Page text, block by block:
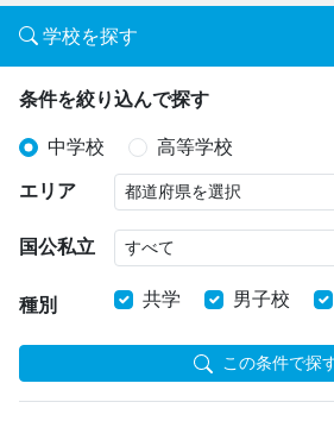
学校を探す
条件を絞り込んで探す
中学校 高等学校
エリア
国公私立
種別 共学 男子校
この条件で探